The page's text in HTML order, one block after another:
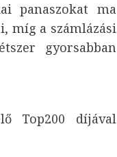
panaszokat ma
míg a számlázási
gyorsabban
Top200 díjával